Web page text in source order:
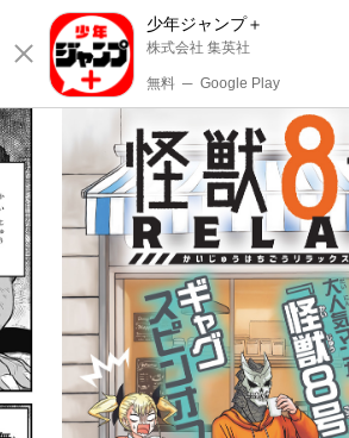
少年ジャンプ＋
株式会社 集英社
無料 ─ Google Play